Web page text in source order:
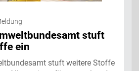
stuft
ein
stuft weitere Stoffe